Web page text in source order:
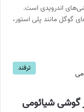
اندرویدی است.
گوگل مانند پلی استور،
ترفند
گوشی شیائومی